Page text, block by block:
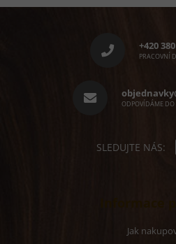
Z
+420
PRACOVNÍ
ODPOVÍDÁME DO
SLEDUJTE NÁS:
Jak